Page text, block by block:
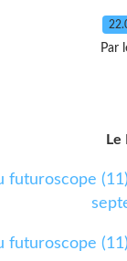
Par
Le